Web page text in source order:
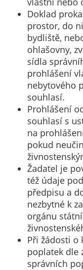
Doklad
prostor, do
bydliště,
ohlašovny,
sídla
prohlášení
nebytového
souhlasí.
Prohlášení
souhlasí s
na
pokud
Žadatel je
též údaje
předpisu a
nezbytné k
orgánu
Při žádosti o
poplatek dle
správních